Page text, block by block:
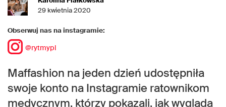
29 kwietnia 2020
Obserwuj nas na instagramie:
@rytmypl
Maffashion na jeden dzień udostępniła
swoje konto na Instagramie ratownikom
medycznym, którzy pokazali, jak wygląda